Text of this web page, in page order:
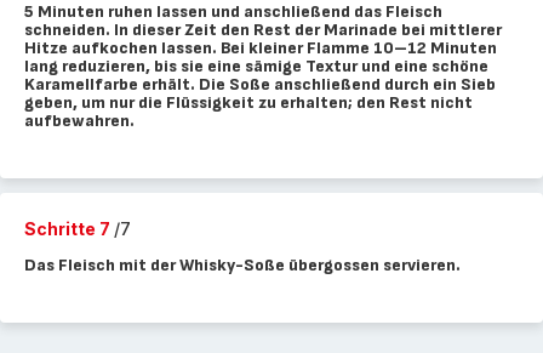
5 Minuten ruhen lassen und anschließend das Fleisch
schneiden. In dieser Zeit den Rest der Marinade bei mittlerer
Hitze aufkochen lassen. Bei kleiner Flamme 10–12 Minuten
lang reduzieren, bis sie eine sämige Textur und eine schöne
Karamellfarbe erhält. Die Soße anschließend durch ein Sieb
geben, um nur die Flüssigkeit zu erhalten; den Rest nicht
aufbewahren.
Schritte 7 /7
Das Fleisch mit der Whisky-Soße übergossen servieren.